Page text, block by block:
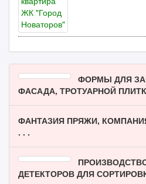
ФОРМЫ ДЛЯ
ФАСАДА, ТРОТУАРНОЙ
ФАНТАЗИЯ ПРЯЖИ,
. . .
ДЕТЕКТОРОВ ДЛЯ